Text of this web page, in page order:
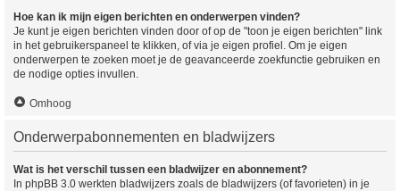
Hoe kan ik mijn eigen berichten en onderwerpen vinden?
Je kunt je eigen berichten vinden door of op de "toon je eigen berichten" link
in het gebruikerspaneel te klikken, of via je eigen profiel. Om je eigen
onderwerpen te zoeken moet je de geavanceerde zoekfunctie gebruiken en
de nodige opties invullen.
Omhoog
Onderwerpabonnementen en bladwijzers
Wat is het verschil tussen een bladwijzer en abonnement?
In phpBB 3.0 werkten bladwijzers zoals de bladwijzers (of favorieten) in je